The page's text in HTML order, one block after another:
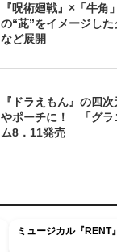
『呪術廻戦』×「牛
の“茈”をイメージし
など展開
『ドラえもん』の四
やポーチに！ 「グラ
ム8．11発売
ミュージカル『RENT』